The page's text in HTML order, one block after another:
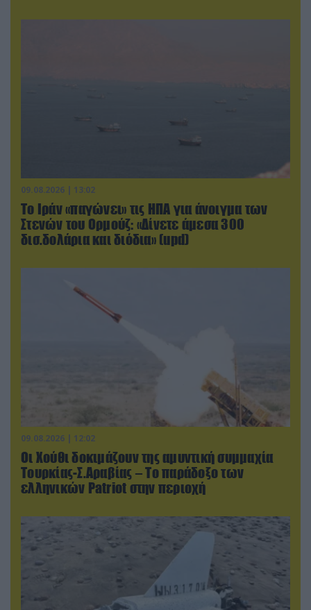
09.08.2026 | 13:02
Το Ιράν «παγώνει» τις ΗΠΑ για άνοιγμα των
Στενών του Ορμούζ: «Δίνετε άμεσα 300
δισ.δολάρια και διόδια» (upd)
09.08.2026 | 12:02
Οι Χούθι δοκιμάζουν της αμυντική συμμαχία
Τουρκίας-Σ.Αραβίας – Το παράδοξο των
ελληνικών Patriot στην περιοχή